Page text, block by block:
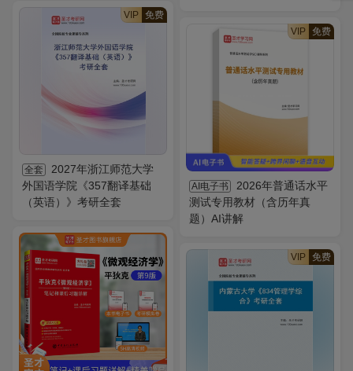
VIP 免费
全套
2027年浙江师范大学
外国语学院《357翻译基础
（英语）》考研全套
VIP 免费
AI电子书
2026年普通话水平
测试专用教材（含历年真
题）AI讲解
VIP 免费